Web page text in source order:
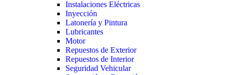
Instalaciones Eléctricas
Inyección
Latonería y Pintura
Lubricantes
Motor
Repuestos de Exterior
Repuestos de Interior
Seguridad Vehicular